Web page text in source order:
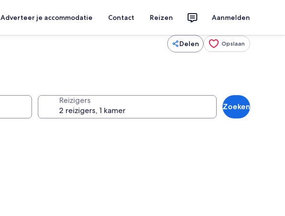
Adverteer je accommodatie Contact Reizen Aanmelden
Delen Opslaan
Reizigers
Zoeken